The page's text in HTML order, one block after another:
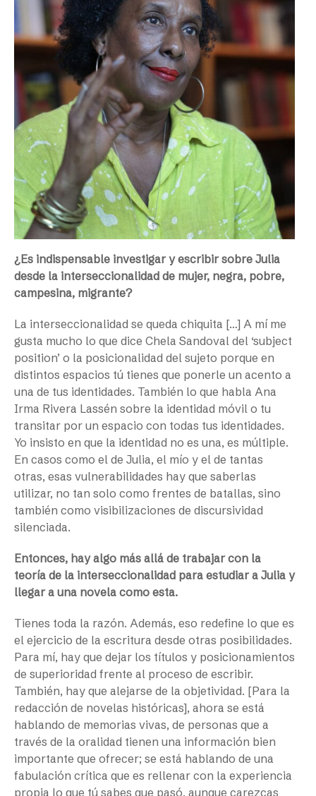
¿Es indispensable investigar y escribir sobre Julia
desde la interseccionalidad de mujer, negra, pobre,
campesina, migrante?
La interseccionalidad se queda chiquita […] A mí me
gusta mucho lo que dice Chela Sandoval del ‘subject
position’ o la posicionalidad del sujeto porque en
distintos espacios tú tienes que ponerle un acento a
una de tus identidades. También lo que habla Ana
Irma Rivera Lassén sobre la identidad móvil o tu
transitar por un espacio con todas tus identidades.
Yo insisto en que la identidad no es una, es múltiple.
En casos como el de Julia, el mío y el de tantas
otras, esas vulnerabilidades hay que saberlas
utilizar, no tan solo como frentes de batallas, sino
también como visibilizaciones de discursividad
silenciada.
Entonces, hay algo más allá de trabajar con la
teoría de la interseccionalidad para estudiar a Julia y
llegar a una novela como esta.
Tienes toda la razón. Además, eso redefine lo que es
el ejercicio de la escritura desde otras posibilidades.
Para mí, hay que dejar los títulos y posicionamientos
de superioridad frente al proceso de escribir.
También, hay que alejarse de la objetividad. [Para la
redacción de novelas históricas], ahora se está
hablando de memorias vivas, de personas que a
través de la oralidad tienen una información bien
importante que ofrecer; se está hablando de una
fabulación crítica que es rellenar con la experiencia
propia lo que tú sabes que pasó, aunque carezcas